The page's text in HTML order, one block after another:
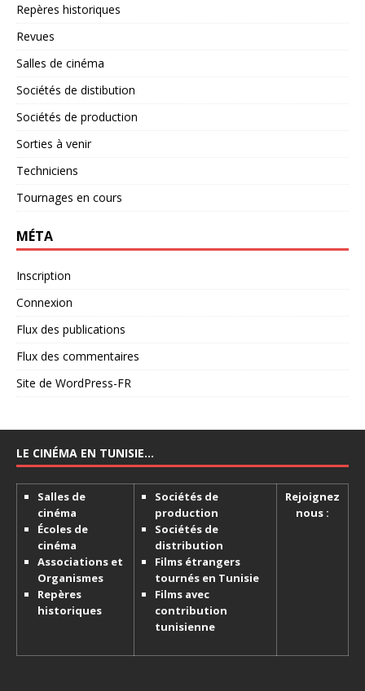
Repères historiques
Revues
Salles de cinéma
Sociétés de distibution
Sociétés de production
Sorties à venir
Techniciens
Tournages en cours
MÉTA
Inscription
Connexion
Flux des publications
Flux des commentaires
Site de WordPress-FR
LE CINÉMA EN TUNISIE…
Salles de
cinéma
Écoles de
cinéma
Associations et
Organismes
Repères
historiques
Sociétés de
production
Sociétés de
distribution
Films étrangers
tournés en Tunisie
Films avec
contribution
tunisienne
Rejoignez
nous :